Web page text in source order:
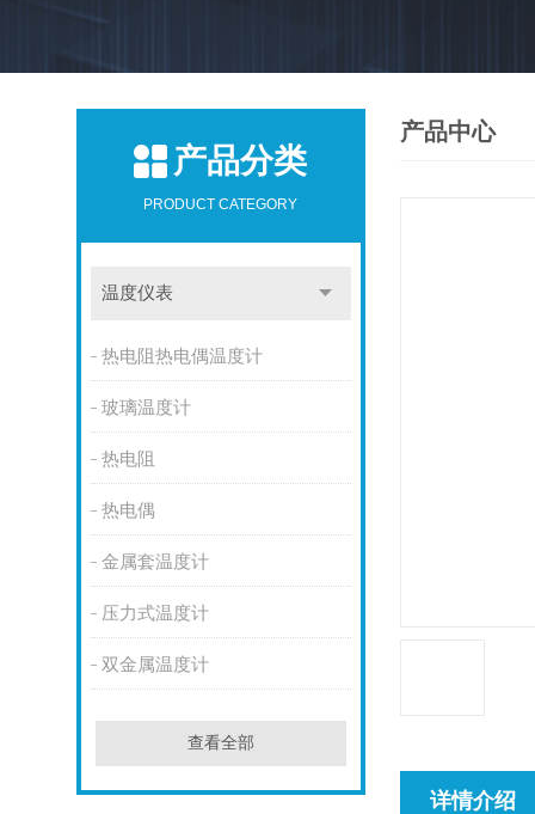
产品分类
PRODUCT CATEGORY
温度仪表
热电阻热电偶温度计
玻璃温度计
热电阻
热电偶
金属套温度计
压力式温度计
双金属温度计
查看全部
产品中心
详情介绍